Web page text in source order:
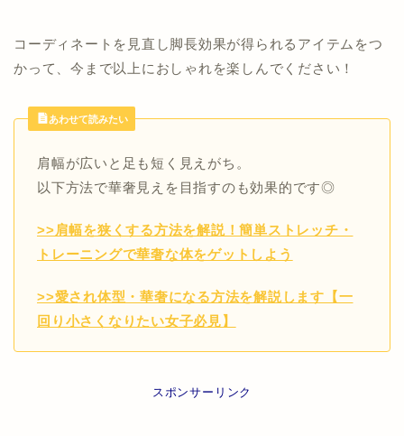
コーディネートを見直し脚長効果が得られるアイテムをつ
かって、今まで以上におしゃれを楽しんでください！
あわせて読みたい
肩幅が広いと足も短く見えがち。
以下方法で華奢見えを目指すのも効果的です◎
>>肩幅を狭くする方法を解説！簡単ストレッチ・
トレーニングで華奢な体をゲットしよう
>>愛され体型・華奢になる方法を解説します【一
回り小さくなりたい女子必見】
スポンサーリンク